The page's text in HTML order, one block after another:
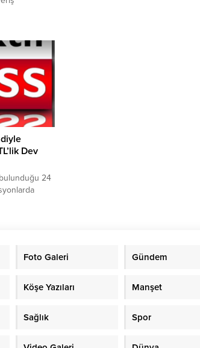
Müdürlüğü
satış
yapılan
de
Dev
bulunduğu 24
bin TL
Foto Galeri Gündem
Köşe Yazıları Manşet
Sağlık Spor